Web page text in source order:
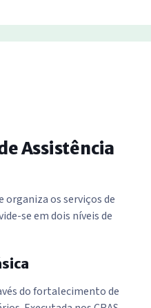
Assistência
organiza os serviços de
se em dois níveis de
do fortalecimento de